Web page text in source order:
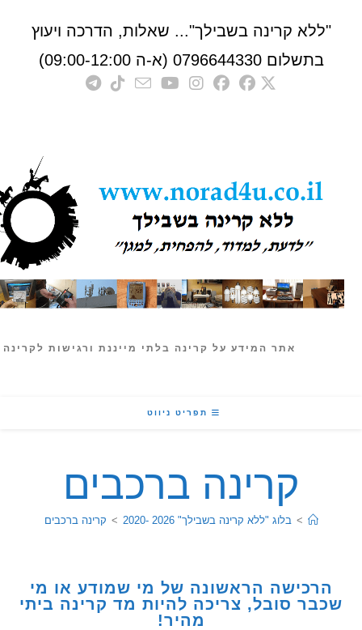
קרינה בשבילך"... שאלות, הדרכה ויעוץ
0796644330 (א-ה 09:00-12:00)
אתר המידע על קרינה בלתי מייננת ורגישות לקרינה
תפריט ניווט
קרינה ברכבים
בלוג "ללא קרינה בשבילך" 2026 -2020 > קרינה ברכבים
הראשונה של מי שמודע או מי
סובל, צריכה להיות מד קרינה ביתי
מהיר!